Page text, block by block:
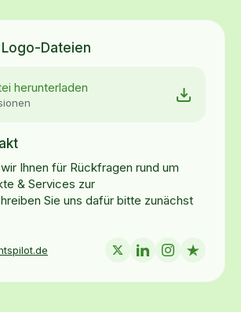
Dateien
herunterladen
Ihnen für Rückfragen rund um
& Services zur
Sie uns dafür bitte zunächst